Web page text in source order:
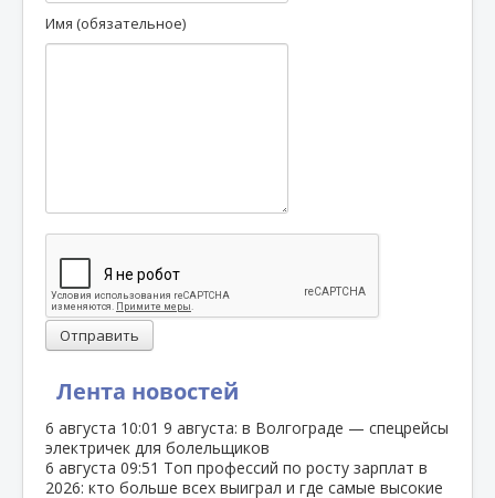
Лента новостей
6 августа 10:01 9 августа: в Волгограде — спецрейсы
электричек для болельщиков
6 августа 09:51 Топ профессий по росту зарплат в
2026: кто больше всех выиграл и где самые высокие
Имя (обязательное)
Отправить